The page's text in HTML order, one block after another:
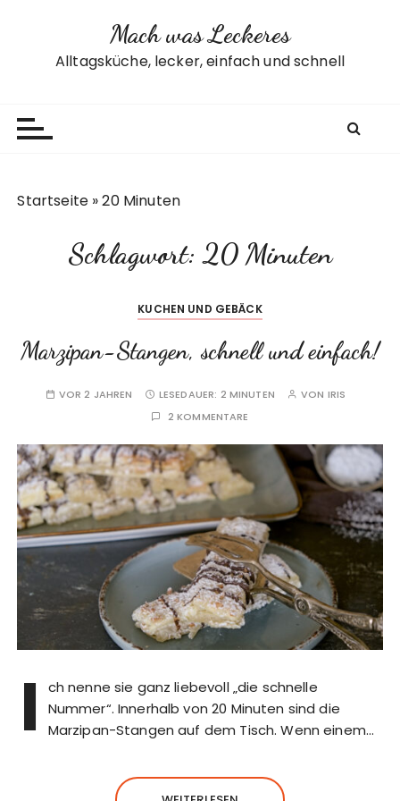
Mach was Leckeres
Alltagsküche, lecker, einfach und schnell
Startseite »20 Minuten
Schlagwort:20 Minuten
KUCHEN UND GEBÄCK
Marzipan-Stangen, schnell und einfach!
VOR 2 JAHREN LESEDAUER: 2 MINUTEN VON IRIS
2 KOMMENTARE
I
ch nenne sie ganz liebevoll „die schnelle
Nummer“. Innerhalb von 20 Minuten sind die
Marzipan-Stangen auf dem Tisch. Wenn einem…